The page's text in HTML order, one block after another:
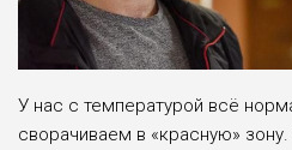
У нас с температурой всё
сворачиваем в «красную»